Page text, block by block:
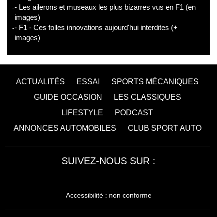
- Les ailerons et museaux les plus bizarres vus en F1 (en
images)
- F1 - Ces folles innovations aujourd'hui interdites (+
images)
ACTUALITÉS ESSAI
SPORTS MÉCANIQUES
GUIDE OCCASION
LES CLASSIQUES
LIFESTYLE
PODCAST
ANNONCES AUTOMOBILES
CLUB SPORT AUTO
SUIVEZ-NOUS SUR :
Accessibilité : non conforme